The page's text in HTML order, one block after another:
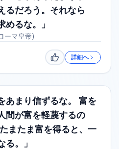
るだろう。それなら
めるな。」
ーマ皇帝)
いいね詳細へ
あまり信ずるな。 富を
間が富を軽蔑するの
またま富を得ると、一
。」